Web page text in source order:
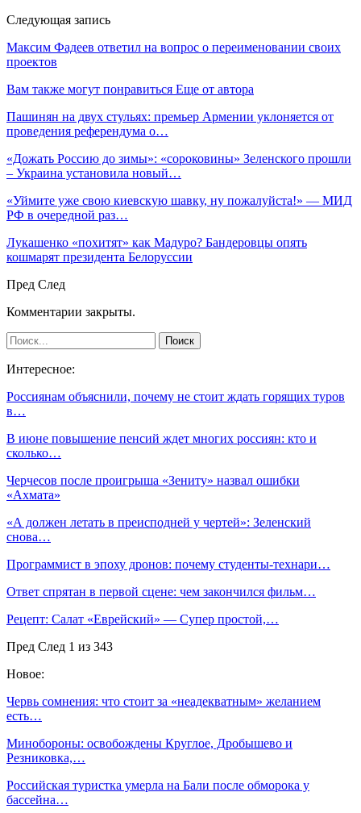
Следующая запись
Максим Фадеев ответил на вопрос о переименовании своих
проектов
Вам также могут понравиться Еще от автора
Пашинян на двух стульях: премьер Армении уклоняется от
проведения референдума о…
«Дожать Россию до зимы»: «сороковины» Зеленского прошли
– Украина установила новый…
«Уймите уже свою киевскую шавку, ну пожалуйста!» — МИД
РФ в очередной раз…
Лукашенко «похитят» как Мадуро? Бандеровцы опять
кошмарят президента Белоруссии
Пред След
Комментарии закрыты.
Интересное:
Россиянам объяснили, почему не стоит ждать горящих туров
в…
В июне повышение пенсий ждет многих россиян: кто и
сколько…
Черчесов после проигрыша «Зениту» назвал ошибки
«Ахмата»
«А должен летать в преисподней у чертей»: Зеленский
снова…
Программист в эпоху дронов: почему студенты-технари…
Ответ спрятан в первой сцене: чем закончился фильм…
Рецепт: Салат «Еврейский» — Супер простой,…
Пред След 1 из 343
Новое:
Червь сомнения: что стоит за «неадекватным» желанием
есть…
Минобороны: освобождены Круглое, Дробышево и
Резниковка,…
Российская туристка умерла на Бали после обморока у
бассейна…